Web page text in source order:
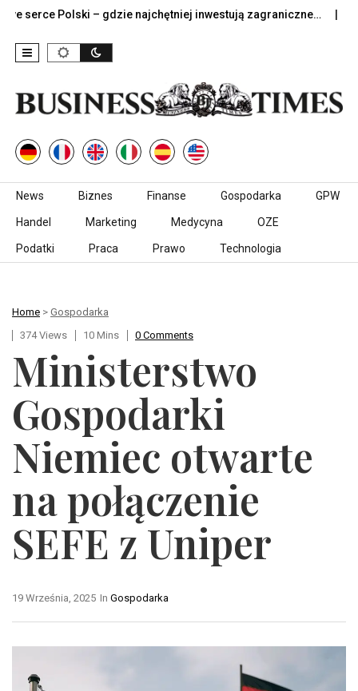
Polski – gdzie najchętniej inwestują zagraniczne… Jak
Skip to content
News Biznes Finanse Gospodarka GPW
Handel Marketing Medycyna OZE
Podatki Praca Prawo Technologia
Home > Gospodarka
374 Views
10 Mins 0 Comments
Ministerstwo
Gospodarki
Niemiec otwarte
na połączenie
SEFE z Uniper
In Gospodarka
19 Września, 2025